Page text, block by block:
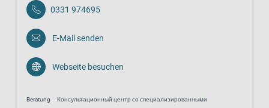
0331 974695
E-Mail senden
Webseite besuchen
Beratung
Консультационный центр со специализированными